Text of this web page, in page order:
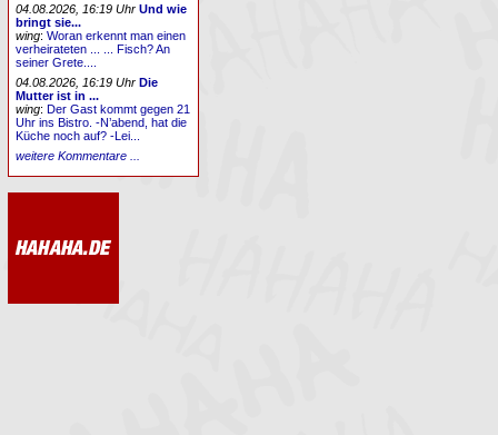
04.08.2026, 16:19 Uhr Und wie
bringt sie...
wing:Woran erkennt man einen
verheirateten ... ... Fisch? An
seiner Grete....
04.08.2026, 16:19 Uhr Die
Mutter ist in ...
wing:Der Gast kommt gegen 21
Uhr ins Bistro. -N’abend, hat die
Küche noch auf? -Lei...
weitere Kommentare ...